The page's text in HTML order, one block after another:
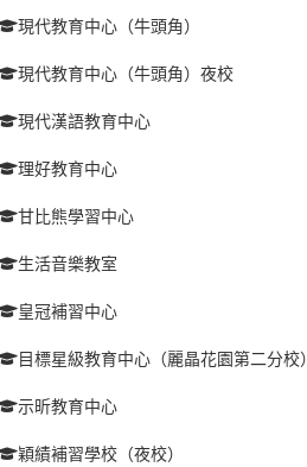
現代教育中心（牛頭角）
現代教育中心（牛頭角）夜校
現代漢語教育中心
理好教育中心
甘比熊學習中心
生活音樂教室
皇冠補習中心
目標星級教育中心（麗晶花園第二分校）
示昕教育中心
穎績補習學校（夜校）